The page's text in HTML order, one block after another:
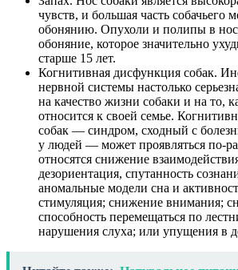
чувств, и большая часть собачьего
обонянию. Опухоли и полипы в
обоняние, которое значительно
старше 15 лет.
Когнитивная дисфункция собак.
нервной системы настолько
на качество жизни собаки и на то,
относится к своей семье.
собак — синдром, сходный с
у людей — может проявляться по-
относятся снижение
дезориентация, спутанность
аномальные модели сна и
стимуляция; снижение внимания;
способность перемещаться по
нарушения слуха; или упущения в